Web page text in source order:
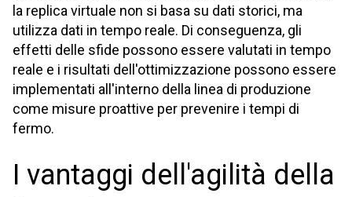
la replica virtuale non si basa su dati storici, ma
utilizza dati in tempo reale. Di conseguenza, gli
effetti delle sfide possono essere valutati in tempo
reale e i risultati dell'ottimizzazione possono essere
implementati all'interno della linea di produzione
come misure proattive per prevenire i tempi di
fermo.
I vantaggi dell'agilità della